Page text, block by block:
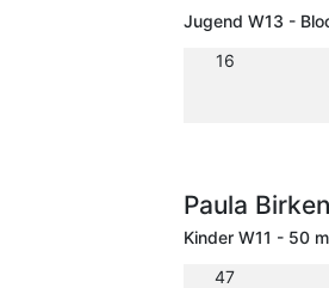
Jugend W13 -
16
Paula
Kinder W11 - 50 m
47